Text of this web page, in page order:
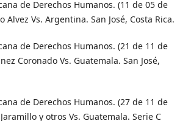
de Derechos Humanos. (11 de 05 de
Alvez Vs. Argentina. San José, Costa Rica.
de Derechos Humanos. (21 de 11 de
Coronado Vs. Guatemala. San José,
de Derechos Humanos. (27 de 11 de
y otros Vs. Guatemala. Serie C